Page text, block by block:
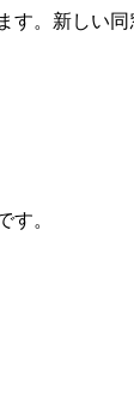
。新しい同
す。